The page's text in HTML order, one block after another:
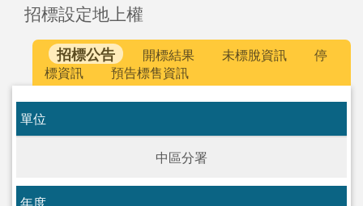
招標設定地上權
招標公告 開標結果 未標脫資訊
停
標資訊
預告標售資訊
單位
中區分署